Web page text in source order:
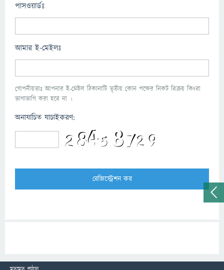
পাসওয়ার্ডঃ
আমার ই-মেইলঃ
গোপনীয়তাঃ আপনার ই-মেইল ঠিকানাটি তৃতীয় কোন পক্ষের নিকট বিক্রয় কিংবা
ভাগাভাগি করা হবে না ।
অনাযাচিত যাচাইকরণ: